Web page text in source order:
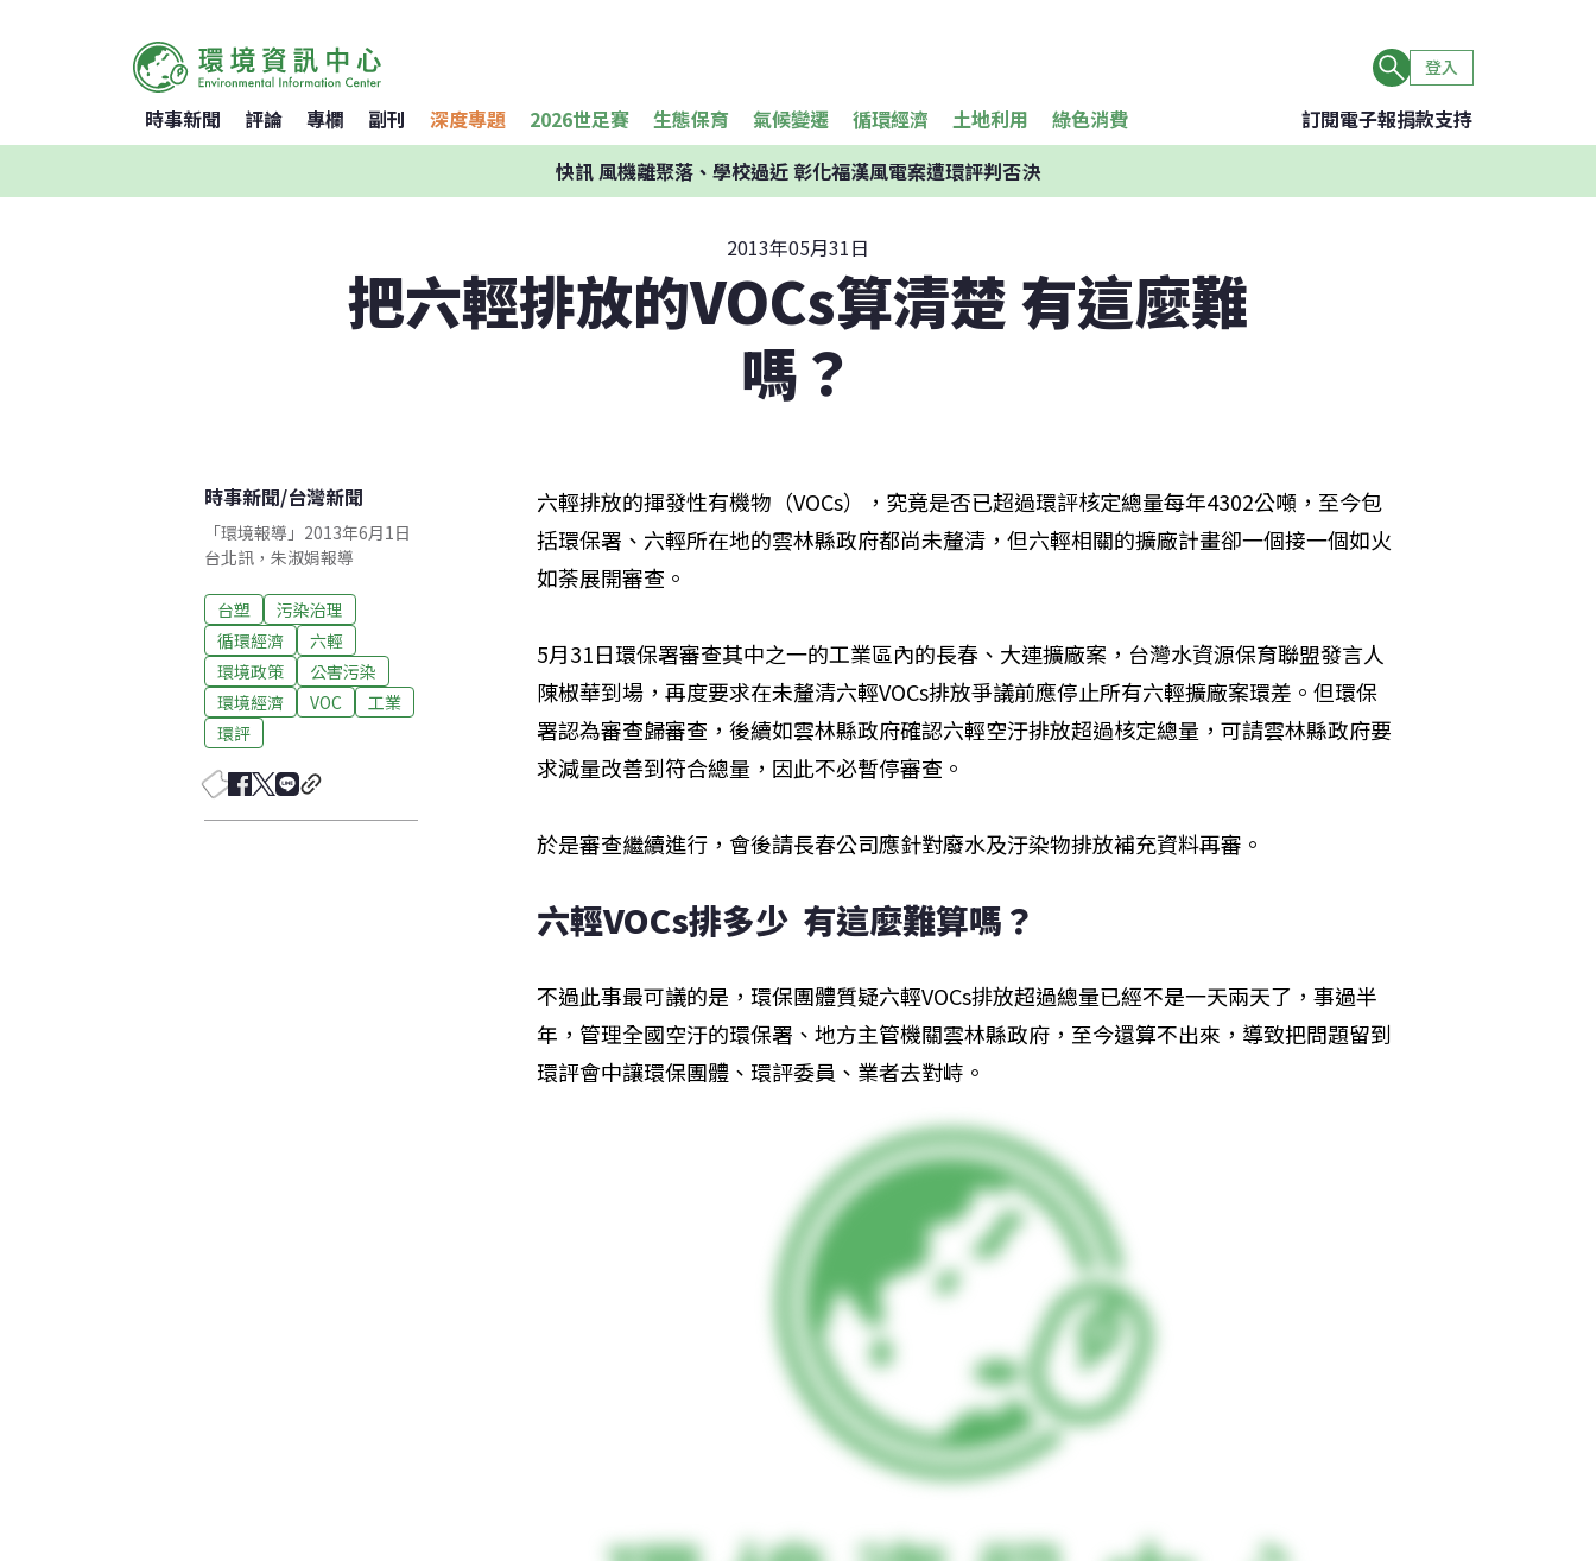
登入
時事新聞 評論 專欄 副刊 深度專題 2026世足賽 生態保育 氣候變遷 循環經濟 土地利用 綠色消費 訂閱電子報捐款支持
快訊風機離聚落、學校過近 彰化福漢風電案遭環評判否決
2013年05月31日
把六輕排放的VOCs算清楚 有這麼難
嗎？
時事新聞/台灣新聞
「環境報導」2013年6月1日
台北訊，朱淑娟報導
台塑
污染治理
循環經濟
六輕
環境政策
公害污染
環境經濟
VOC
工業
環評
六輕排放的揮發性有機物（VOCs），究竟是否已超過環評核定總量每年4302公噸，至今包
括環保署、六輕所在地的雲林縣政府都尚未釐清，但六輕相關的擴廠計畫卻一個接一個如火
如荼展開審查。
5月31日環保署審查其中之一的工業區內的長春、大連擴廠案，台灣水資源保育聯盟發言人
陳椒華到場，再度要求在未釐清六輕VOCs排放爭議前應停止所有六輕擴廠案環差。但環保
署認為審查歸審查，後續如雲林縣政府確認六輕空汙排放超過核定總量，可請雲林縣政府要
求減量改善到符合總量，因此不必暫停審查。
於是審查繼續進行，會後請長春公司應針對廢水及汙染物排放補充資料再審。
六輕VOCs排多少  有這麼難算嗎？
不過此事最可議的是，環保團體質疑六輕VOCs排放超過總量已經不是一天兩天了，事過半
年，管理全國空汙的環保署、地方主管機關雲林縣政府，至今還算不出來，導致把問題留到
環評會中讓環保團體、環評委員、業者去對峙。